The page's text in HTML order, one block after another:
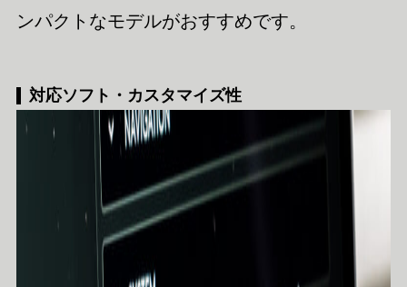
ンパクトなモデルがおすすめです。
対応ソフト・カスタマイズ性